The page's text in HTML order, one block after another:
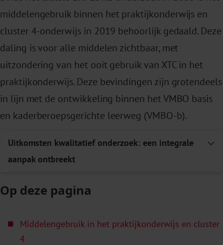
middelengebruik binnen het praktijkonderwijs en
cluster 4-onderwijs in 2019 behoorlijk gedaald. Deze
daling is voor alle middelen zichtbaar, met
uitzondering van het ooit gebruik van XTC in het
praktijkonderwijs. Deze bevindingen zijn grotendeels
in lijn met de ontwikkeling binnen het VMBO basis
en kaderberoepsgerichte leerweg (VMBO-b).
Uitkomsten kwalitatief onderzoek: een integrale
aanpak ontbreekt
Op deze pagina
Middelengebruik in het praktijkonderwijs en cluster
4